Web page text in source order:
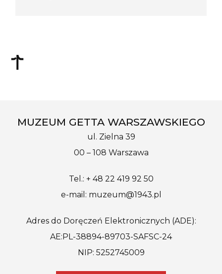
MUZEUM GETTA WARSZAWSKIEGO
ul. Zielna 39
00 – 108 Warszawa
Tel.: + 48 22 419 92 50
e-mail: muzeum@1943.pl
Adres do Doręczeń Elektronicznych (ADE):
AE:PL-38894-89703-SAFSC-24
NIP: 5252745009